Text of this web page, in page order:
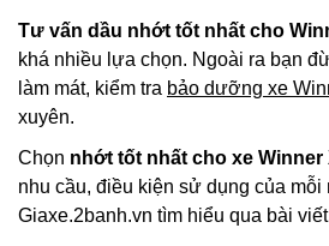
Tư vấn dầu nhớt tốt nhất cho
khá nhiều lựa chọn. Ngoài ra bạn
làm mát, kiểm tra bảo dưỡng xe
xuyên.
Chọn nhớt tốt nhất cho xe Winner
nhu cầu, điều kiện sử dụng của
Giaxe.2banh.vn tìm hiểu qua bài